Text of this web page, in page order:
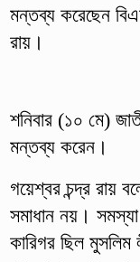
মন্তব্য করেছেন
রায়।
শনিবার (১০ মে)
মন্তব্য করেন।
গয়েশ্বর চন্দ্র রায়
সমাধান নয়।
কারিগর ছিল